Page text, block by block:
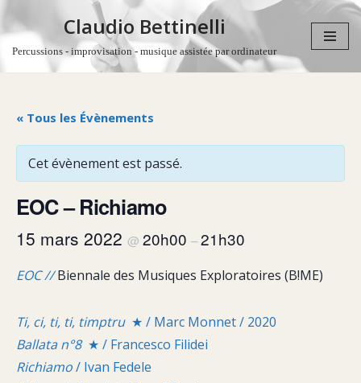
Aller
Claudio Bettinelli
Percussions - improvisation - musique assistée par ordinateur
« Tous les Évènements
Cet évènement est passé.
EOC – Richiamo
15 mars 2022 @ 20h00 –21h30
EOC //Biennale des Musiques Exploratoires (B!ME)
Ti, ci, ti, ti, timptru★ / Marc Monnet / 2020
Ballata n°8★ / Francesco Filidei
Richiamo/ Ivan Fedele